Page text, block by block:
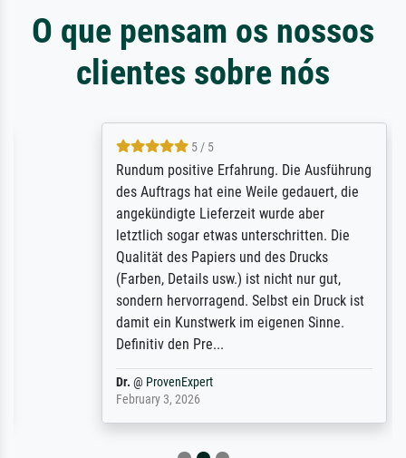
O que pensam os nossos
clientes sobre nós
5 / 5
Rundum positive Erfahrung. Die Ausführung
des Auftrags hat eine Weile gedauert, die
angekündigte Lieferzeit wurde aber
letztlich sogar etwas unterschritten. Die
Qualität des Papiers und des Drucks
(Farben, Details usw.) ist nicht nur gut,
sondern hervorragend. Selbst ein Druck ist
damit ein Kunstwerk im eigenen Sinne.
Definitiv den Pre...
ProvenExpert
February 3, 2026